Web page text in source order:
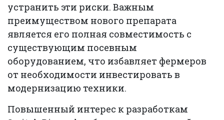
устранить эти риски. Важным
преимуществом нового препарата
является его полная совместимость с
существующим посевным
оборудованием, что избавляет фермеров
от необходимости инвестировать в
модернизацию техники.
Повышенный интерес к разработкам